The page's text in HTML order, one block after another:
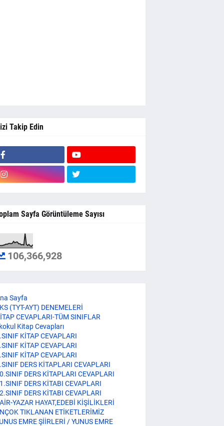
Takip Edin
Sayfa Görüntüleme Sayısı
106,366,928
Sayfa
(TYT-AYT) DENEMELERİ
CEVAPLARI-TÜM SINIFLAR
Kitap Cevapları
KİTAP CEVAPLARI
KİTAP CEVAPLARI
KİTAP CEVAPLARI
DERS KİTAPLARI CEVAPLARI
DERS KİTAPLARI CEVAPLARI
DERS KİTABI CEVAPLARI
DERS KİTABI CEVAPLARI
YAZAR HAYAT,EDEBİ KİŞİLİKLERİ
TIKLANAN ETİKETLERİMİZ
EMRE ŞİİRLERİ / YUNUS EMRE